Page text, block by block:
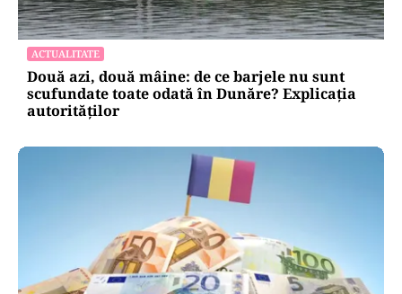
ACTUALITATE
Două azi, două mâine: de ce barjele nu sunt
scufundate toate odată în Dunăre? Explicația
autorităților